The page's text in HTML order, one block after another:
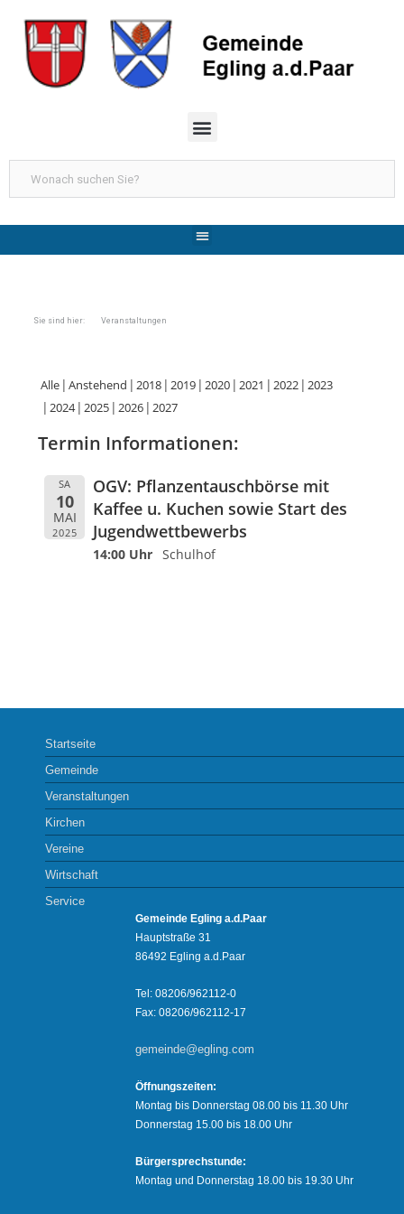
Sie sind hier: Veranstaltungen
Alle Anstehend 2018 2019 2020 2021 2022 2023
2024 2025 2026 2027
Termin Informationen:
SA
10
MAI
2025
OGV: Pflanzentauschbörse mit
Kaffee u. Kuchen sowie Start des
Jugendwettbewerbs
14:00 Uhr Schulhof
Startseite
Gemeinde
Veranstaltungen
Kirchen
Vereine
Wirtschaft
Service
Gemeinde Egling a.d.Paar
Hauptstraße 31
86492 Egling a.d.Paar
Tel: 08206/962112-0
Fax: 08206/962112-17
gemeinde@egling.com
Öffnungszeiten:
Montag bis Donnerstag 08.00 bis 11.30 Uhr
Donnerstag 15.00 bis 18.00 Uhr
Bürgersprechstunde:
Montag und Donnerstag 18.00 bis 19.30 Uhr